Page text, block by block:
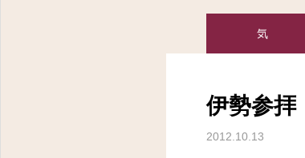
気
伊勢参拝
2012.10.13